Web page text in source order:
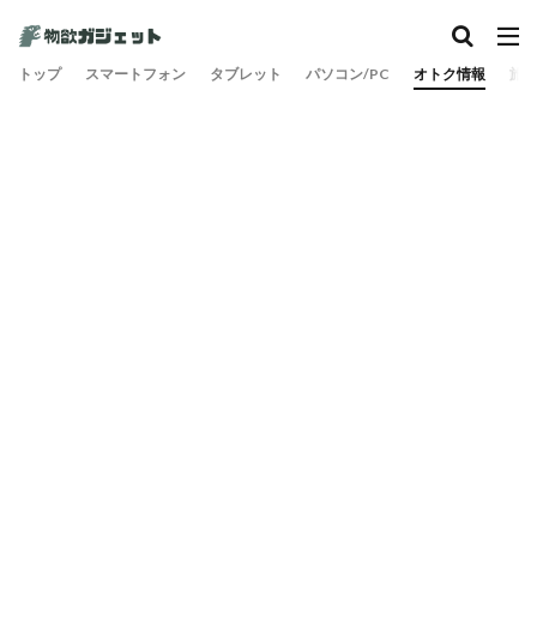
トップ スマートフォン タブレット パソコン/PC オトク情報 旅